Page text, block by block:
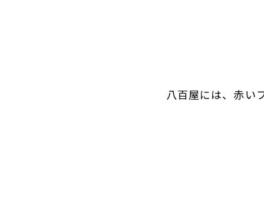
八百屋には、赤い